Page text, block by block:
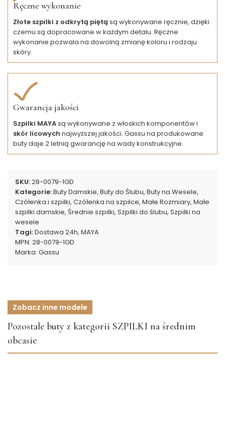
Ręczne wykonanie
Złote szpilki z odkrytą piętą są wykonywane ręcznie, dzięki
czemu są dopracowane w każdym detalu. Ręczne
wykonanie pozwala na dowolną zmianę koloru i rodzaju
skóry.
Gwarancja jakości
Szpilki MAYAsą wykonywane z włoskich komponentów i
skór licowych najwyższej jakości. Gassu na produkowane
buty daje 2 letnią gwarancję na wady konstrukcyjne.
SKU:28-0079-1GD
Kategorie:Buty Damskie, Buty do Ślubu, Buty na Wesele,
Czółenka i szpilki, Czółenka na szpilce, Małe Rozmiary, Małe
szpilki damskie, Średnie szpilki, Szpilki do ślubu, Szpilki na
wesele
Tagi:Dostawa 24h, MAYA
MPN: 28-0079-1GD
Marka: Gassu
Zobacz inne modele
Pozostałe buty z kategorii SZPILKI na średnim
obcasie